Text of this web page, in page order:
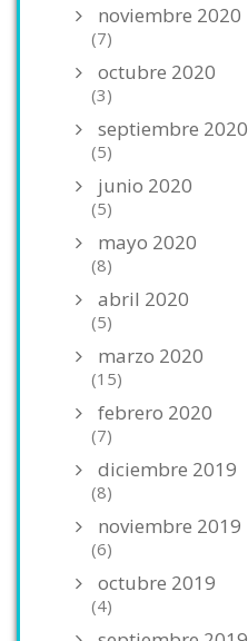
noviembre 2020
(7)
octubre 2020
(3)
septiembre 2020
(5)
junio 2020
(5)
mayo 2020
(8)
abril 2020
(5)
marzo 2020
(15)
febrero 2020
(7)
diciembre 2019
(8)
noviembre 2019
(6)
octubre 2019
(4)